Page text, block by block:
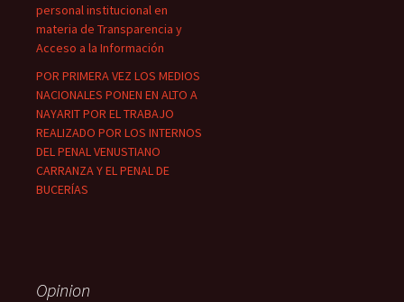
personal institucional en
materia de Transparencia y
Acceso a la Información
POR PRIMERA VEZ LOS MEDIOS
NACIONALES PONEN EN ALTO A
NAYARIT POR EL TRABAJO
REALIZADO POR LOS INTERNOS
DEL PENAL VENUSTIANO
CARRANZA Y EL PENAL DE
BUCERÍAS
Opinion